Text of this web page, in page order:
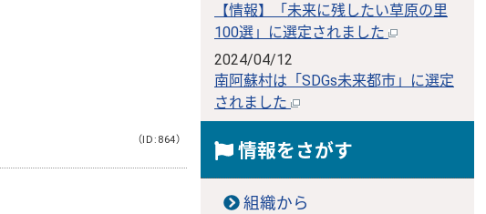
（ID:864）
【情報】「未来に残したい草原の里
100選」に選定されました
2024/04/12
南阿蘇村は「SDGs未来都市」に選定
されました
情報をさがす
組織から